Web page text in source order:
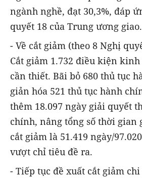
ngành nghề, đạt 30,3%, đáp
quyết 18 của Trung ương giao.
- Về cắt giảm (theo 8 Nghị
Cắt giảm 1.732 điều kiện
cần thiết. Bãi bỏ 680 thủ tục
giản hóa 521 thủ tục hành
thêm 18.097 ngày giải quyết
chính, nâng tổng số thời gian
cắt giảm là 51.419 ngày/
vượt chỉ tiêu đề ra.
- Tiếp tục đề xuất cắt giảm